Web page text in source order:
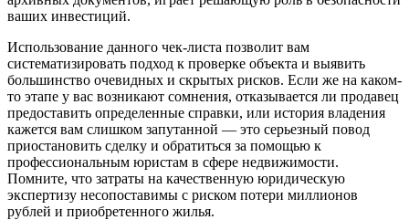
ваших инвестиций.
Использование данного чек-листа позволит вам
систематизировать подход к проверке объекта и выявить
большинство очевидных и скрытых рисков. Если же на каком-
то этапе у вас возникают сомнения, отказывается ли продавец
предоставить определенные справки, или история владения
кажется вам слишком запутанной — это серьезный повод
приостановить сделку и обратиться за помощью к
профессиональным юристам в сфере недвижимости.
Помните, что затраты на качественную юридическую
экспертизу несопоставимы с риском потери миллионов
рублей и приобретенного жилья.